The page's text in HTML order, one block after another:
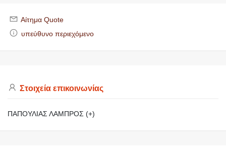
Αίτημα Quote
υπεύθυνο περιεχόμενο
Στοιχεία επικοινωνίας
ΠΑΠΟΥΛΙΑΣ ΛΑΜΠΡΟΣ (+)